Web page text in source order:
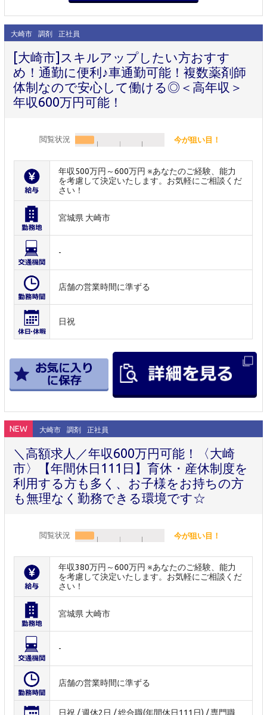
大崎市 調剤 正社員
[大崎市]スキルアップしたい方おすす
め！通勤に便利♪車通勤可能！複数薬剤師
体制なので安心して働ける◎＜高年収＞
年収600万円可能！
閲覧状況 今が狙い目！
年収500万円～600万円 ※あなたのご経験、能力
を考慮して決定いたします。お気軽にご相談くだ
さい！
宮城県 大崎市
-
店舗の営業時間に準ずる
日祝
NEW 大崎市 調剤 正社員
＼高額求人／年収600万円可能！〈大崎
市〉【年間休日111日】育休・産休制度を
利用する方も多く、お子様をお持ちの方
も無理なく勤務できる環境です☆
閲覧状況 今が狙い目！
年収380万円～600万円 ※あなたのご経験、能力
を考慮して決定いたします。お気軽にご相談くだ
さい！
宮城県 大崎市
-
店舗の営業時間に準ずる
日祝 / 週休2日 / 総合職(年間休日111日) / 専門職